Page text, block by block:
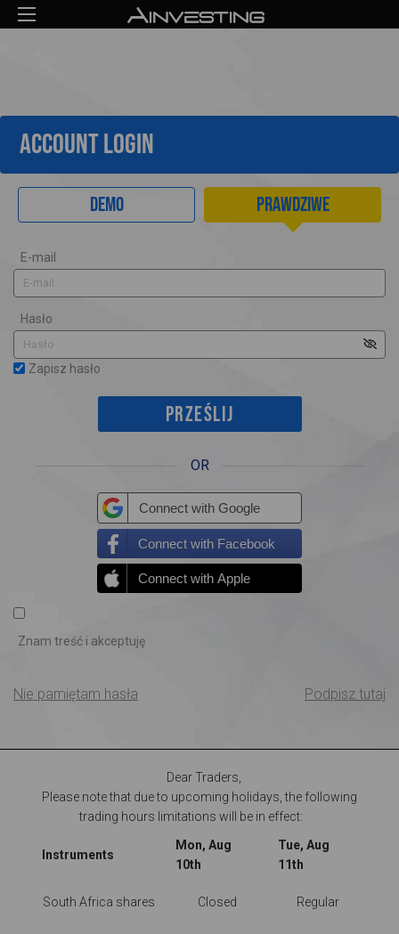
ACCOUNT LOGIN
Demo Prawdziwe
E-mail
Hasło
Zapisz hasło
OR
Connect with Google
Connect with Facebook
Connect with Apple
Znam treść i akceptuję
Nie pamiętam hasła Podpisz tutaj
Dear Traders,
Please note that due to upcoming holidays, the following
trading hours limitations will be in effect:
Instruments
Mon, Aug
10th
Tue, Aug
11th
South Africa shares Closed Regular